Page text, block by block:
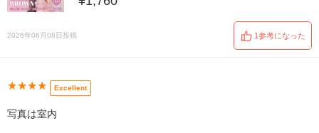
2026年06月08日投稿 1参考になった
★★★★ Excellent
写真は室内